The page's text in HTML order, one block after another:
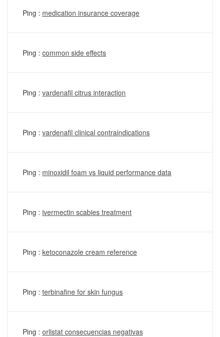
Ping : medication insurance coverage
Ping : common side effects
Ping : vardenafil citrus interaction
Ping : vardenafil clinical contraindications
Ping : minoxidil foam vs liquid performance data
Ping : ivermectin scabies treatment
Ping : ketoconazole cream reference
Ping : terbinafine for skin fungus
Ping : orlistat consecuencias negativas